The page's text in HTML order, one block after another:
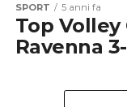
SPORT 5 anni fa
Top
Ravenna